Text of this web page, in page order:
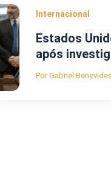
Internacional
Estados
após
PorGabriel Benevides